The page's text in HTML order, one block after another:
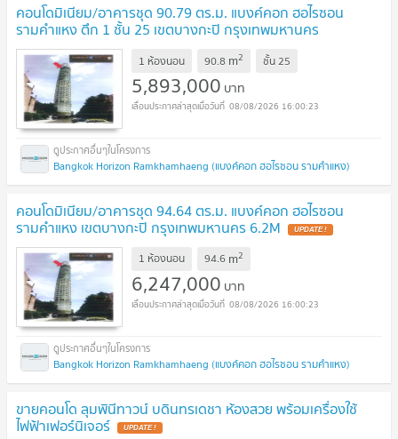
คอนโดมิเนียม/อาคารชุด 90.79 ตร.ม. แบงค์คอก ฮอไรซอน
รามคำแหง ตึก 1 ชั้น 25 เขตบางกะปิ กรุงเทพมหานคร
5.9M UPDATE !
1 ห้องนอน 90.8 m2 ชั้น25
5,893,000 บาท
08/08/2026 16:00:23
Bangkok Horizon Ramkhamhaeng (แบงค์คอก ฮอไรซอน รามคำแหง)
คอนโดมิเนียม/อาคารชุด 94.64 ตร.ม. แบงค์คอก ฮอไรซอน
รามคำแหง เขตบางกะปิ กรุงเทพมหานคร 6.2M UPDATE !
1 ห้องนอน 94.6 m2
6,247,000 บาท
08/08/2026 16:00:23
Bangkok Horizon Ramkhamhaeng (แบงค์คอก ฮอไรซอน รามคำแหง)
ขายคอนโด ลุมพินีทาวน์ บดินทรเดชา ห้องสวย พร้อมเครื่องใช้
ไฟฟ้าเฟอร์นิเจอร์ UPDATE !